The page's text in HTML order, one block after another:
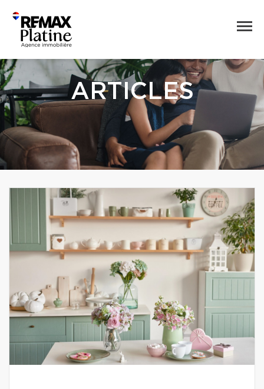
ARTICLES